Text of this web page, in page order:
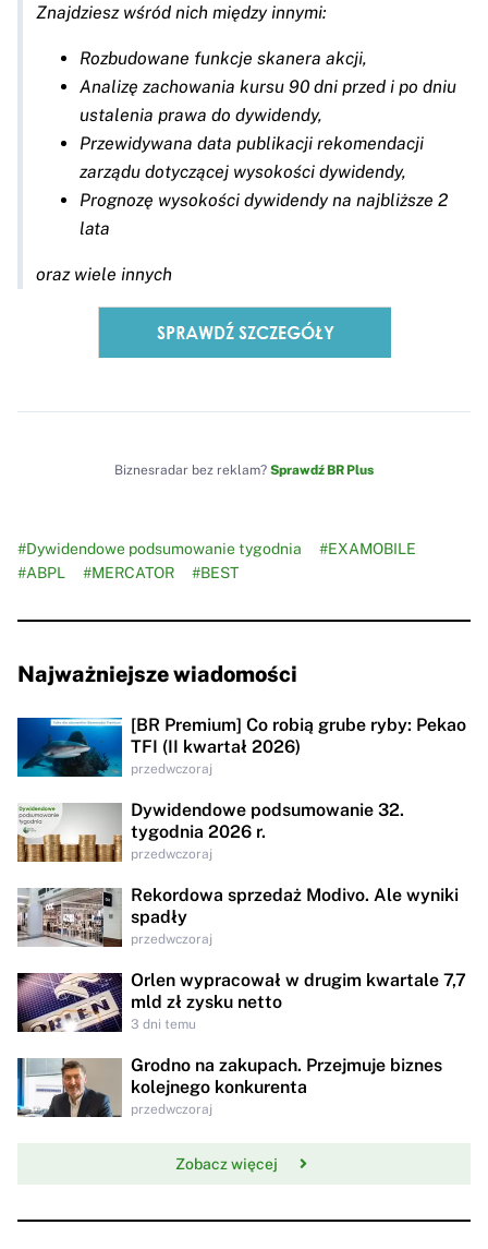
Znajdziesz wśród nich między innymi:
Rozbudowane funkcje skanera akcji,
Analizę zachowania kursu 90 dni przed i po dniu
ustalenia prawa do dywidendy,
Przewidywana data publikacji rekomendacji
zarządu dotyczącej wysokości dywidendy,
Prognozę wysokości dywidendy na najbliższe 2
lata
oraz wiele innych
Biznesradar bez reklam? Sprawdź BR Plus
#Dywidendowe podsumowanie tygodnia
#EXAMOBILE
#ABPL
#MERCATOR #BEST
Najważniejsze wiadomości
[BR Premium] Co robią grube ryby: Pekao
TFI (II kwartał 2026)
przedwczoraj
Dywidendowe podsumowanie 32.
tygodnia 2026 r.
przedwczoraj
Rekordowa sprzedaż Modivo. Ale wyniki
spadły
przedwczoraj
Orlen wypracował w drugim kwartale 7,7
mld zł zysku netto
3 dni temu
Grodno na zakupach. Przejmuje biznes
kolejnego konkurenta
przedwczoraj
Zobacz więcej